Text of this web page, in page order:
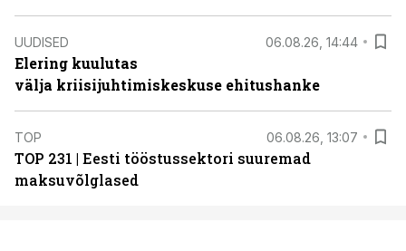
UUDISED 06.08.26, 14:44
Elering kuulutas
välja kriisijuhtimiskeskuse ehitushanke
TOP 06.08.26, 13:07
TOP 231 | Eesti tööstussektori suuremad
maksuvõlglased